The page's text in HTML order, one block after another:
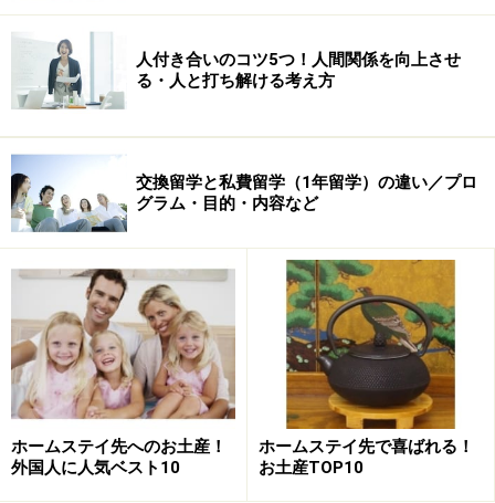
人付き合いのコツ5つ！人間関係を向上させ
る・人と打ち解ける考え方
交換留学と私費留学（1年留学）の違い／プロ
グラム・目的・内容など
ホームステイ先へのお土産！
外国人に人気ベスト10
ホームステイ先で喜ばれる！
お土産TOP10